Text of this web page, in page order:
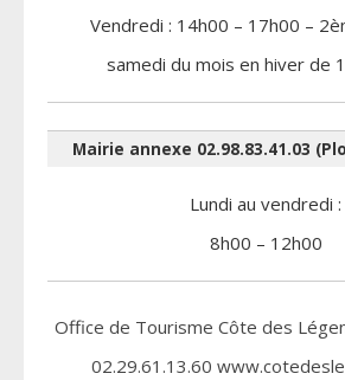
Vendredi : 14h00 – 17h00 –
samedi du mois en hiver de
Mairie annexe 02.98.83.41.03
Lundi au vendredi :
8h00 – 12h00
Office de Tourisme Côte des
02.29.61.13.60